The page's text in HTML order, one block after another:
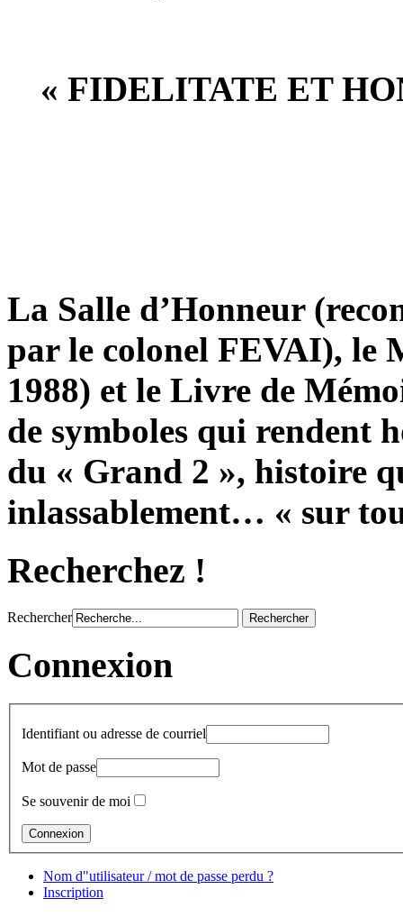
« FIDELITATE ET
La Salle d’Honneur
par le colonel FEVAI), le
1988) et le Livre de
de symboles qui rendent
du « Grand 2 », histoire
inlassablement… « sur
Recherchez !
Rechercher
Connexion
Identifiant ou adresse de courriel
Mot de passe
Se souvenir de moi
Nom d"utilisateur / mot de passe perdu ?
Inscription